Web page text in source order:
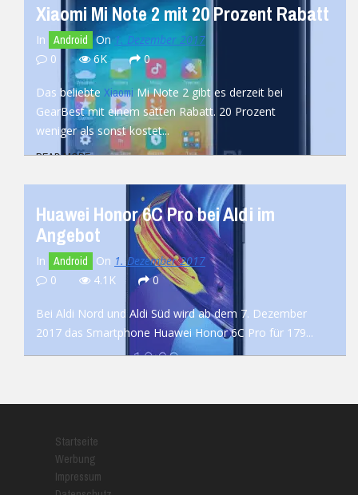
Xiaomi Mi Note 2 mit 20 Prozent Rabatt
In Android On1. Dezember 2017
0
6K 0
Das beliebte XiaomiMi Note 2 gibt es derzeit bei
GearBest mit einem satten Rabatt. 20 Prozent
weniger als sonst kostet...
READ MORE
Huawei Honor 6C Pro bei Aldi im
Angebot
In Android On 1. Dezember 2017
0
4.1K 0
Bei Aldi Nord und Aldi Süd wird ab dem 7. Dezember
2017 das Smartphone Huawei Honor 6C Pro für 179...
READ MORE
Startseite
Werbung
Impressum